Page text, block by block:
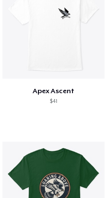
Apex Ascent
$41